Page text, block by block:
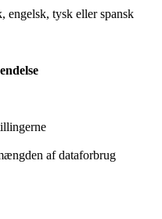
engelsk, tysk eller spansk
af dataforbrug